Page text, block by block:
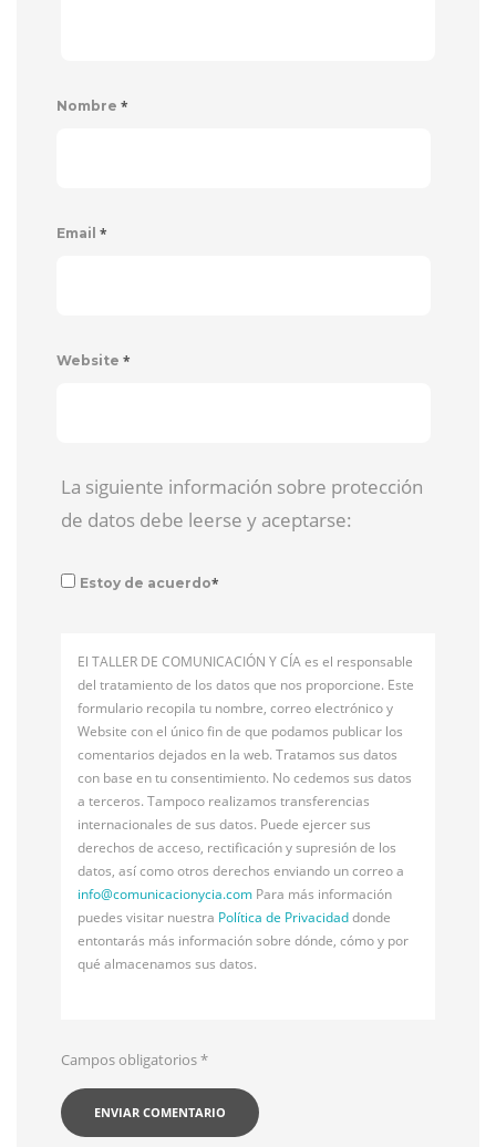
Nombre *
Email *
Website *
La siguiente información sobre protección
de datos debe leerse y aceptarse:
Estoy de acuerdo*
El TALLER DE COMUNICACIÓN Y CÍA es el responsable
del tratamiento de los datos que nos proporcione. Este
formulario recopila tu nombre, correo electrónico y
Website con el único fin de que podamos publicar los
comentarios dejados en la web. Tratamos sus datos
con base en tu consentimiento. No cedemos sus datos
a terceros. Tampoco realizamos transferencias
internacionales de sus datos. Puede ejercer sus
derechos de acceso, rectificación y supresión de los
datos, así como otros derechos enviando un correo a
info@comunicacionycia.com Para más información
puedes visitar nuestra Política de Privacidaddonde
entontarás más información sobre dónde, cómo y por
qué almacenamos sus datos.
Campos obligatorios*